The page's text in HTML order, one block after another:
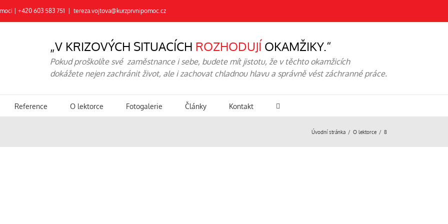
| +420 603 583 751 tereza.vojtova@kurzprvnipomoc.cz
„V KRIZOVÝCH SITUACÍCH ROZHODUJÍ OKAMŽIKY.“
Pokud proškolíte své zaměstnance i sebe, budete mít jistotu, že v těchto okamžicích
dokážete nejen zachránit život, ale i zachovat chladnou hlavu a správně vést záchranné práce.
Reference O lektorce Fotogalerie Články Kontakt
Úvodní stránka O lektorce 8